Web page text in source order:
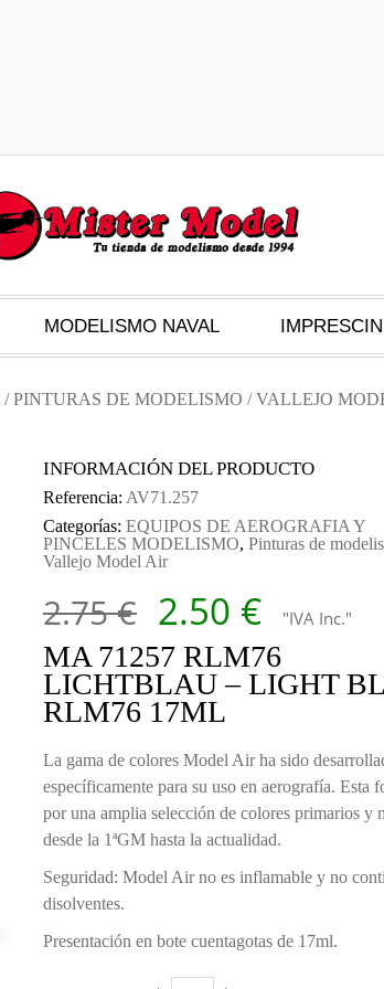
MODELISMO NAVAL
/PINTURAS DE MODELISMO /VALLEJO
INFORMACIÓN DEL PRODUCTO
Referencia: AV71.257
Categorías: EQUIPOS DE AEROGRAFIA Y
PINCELES MODELISMO, Pinturas de
Vallejo Model Air
2.75€ El precio
2.50 € El
"IVA Inc."
MA 71257 RLM76
LICHTBLAU – LIGHT
RLM76 17ML
La gama de colores Model Air ha sido
específicamente para su uso en aerografía. Esta
por una amplia selección de colores primarios y
desde la 1ªGM hasta la actualidad.
Seguridad: Model Air no es inflamable y no
disolventes.
Presentación en bote cuentagotas de 17ml.